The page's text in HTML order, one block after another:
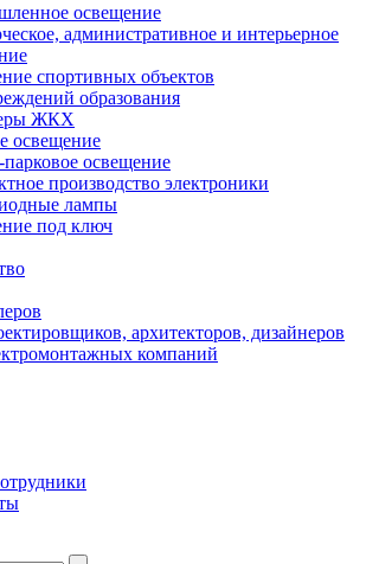
освещение
административное и интерьерное
спортивных объектов
образования
ЖКХ
освещение
освещение
производство электроники
лампы
под ключ
архитекторов, дизайнеров
компаний